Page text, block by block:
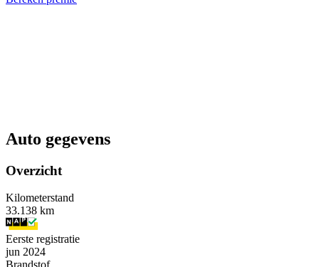
Auto gegevens
Overzicht
Kilometerstand
33.138 km
Eerste registratie
jun 2024